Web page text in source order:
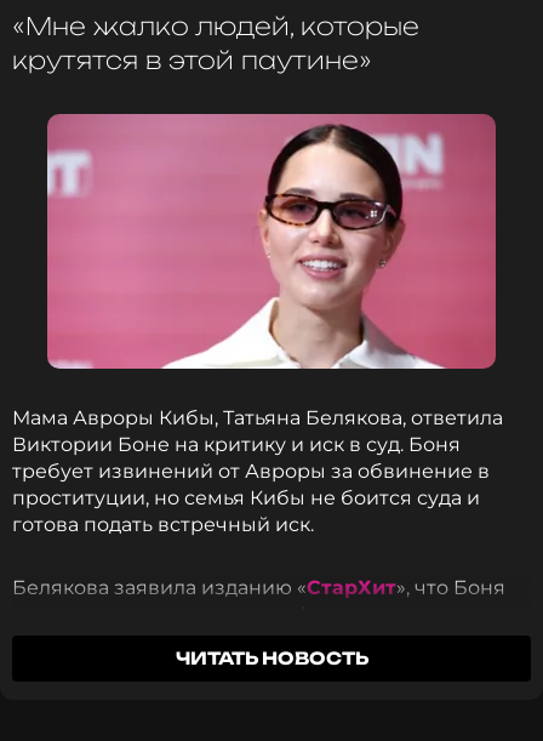
«Мне жалко людей, которые
крутятся в этой паутине»
Мама Авроры Кибы, Татьяна Белякова, ответила
Виктории Боне на критику и иск в суд. Боня
требует извинений от Авроры за обвинение в
проституции, но семья Кибы не боится суда и
готова подать встречный иск.
Белякова заявила изданию «СтарХит», что Боня
«Мне жалко людей, которые крутятся в этой
паутине и хотят заявить о себе за счет сплетен», –
ЧИТАТЬ НОВОСТЬ